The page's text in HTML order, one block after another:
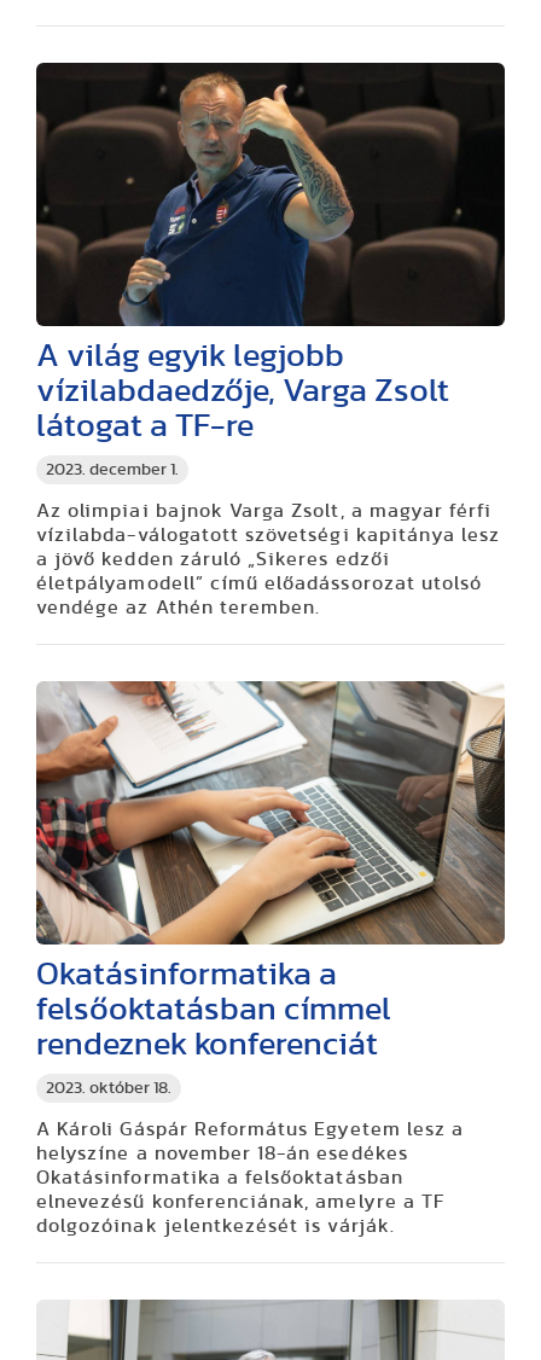
2023. december 1.
A világ egyik legjobb
vízilabdaedzője, Varga Zsolt
látogat a TF-re
Az olimpiai bajnok Varga Zsolt, a magyar férfi
vízilabda-válogatott szövetségi kapitánya lesz
a jövő kedden záruló „Sikeres edzői
életpályamodell” című előadássorozat utolsó
vendégeaz Athén teremben.
2023. október 18.
Okatásinformatika a
felsőoktatásban címmel
rendeznek konferenciát
A Károli Gáspár Református Egyetem lesz a
helyszíne a november 18-án esedékes
Okatásinformatika a felsőoktatásban
elnevezésű konferenciának, amelyre a TF
dolgozóinak jelentkezését is várják.